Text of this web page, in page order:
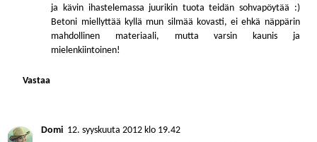
ja kävin ihastelemassa juurikin tuota teidän sohvapöytää :)
Betoni miellyttää kyllä mun silmää kovasti, ei ehkä näppärin
mahdollinen materiaali, mutta varsin kaunis ja
mielenkiintoinen!
Vastaa
Domi 12. syyskuuta 2012 klo 19.42